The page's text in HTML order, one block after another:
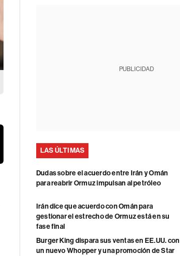
PUBLICIDAD
LAS ÚLTIMAS
Dudas sobre el acuerdo entre Irán y Omán
para reabrir Ormuz impulsan al petróleo
Irán dice que acuerdo con Omán para
gestionar el estrecho de Ormuz está en su
fase final
Burger King dispara sus ventas en EE.UU. con
un nuevo Whopper y una promoción de Star